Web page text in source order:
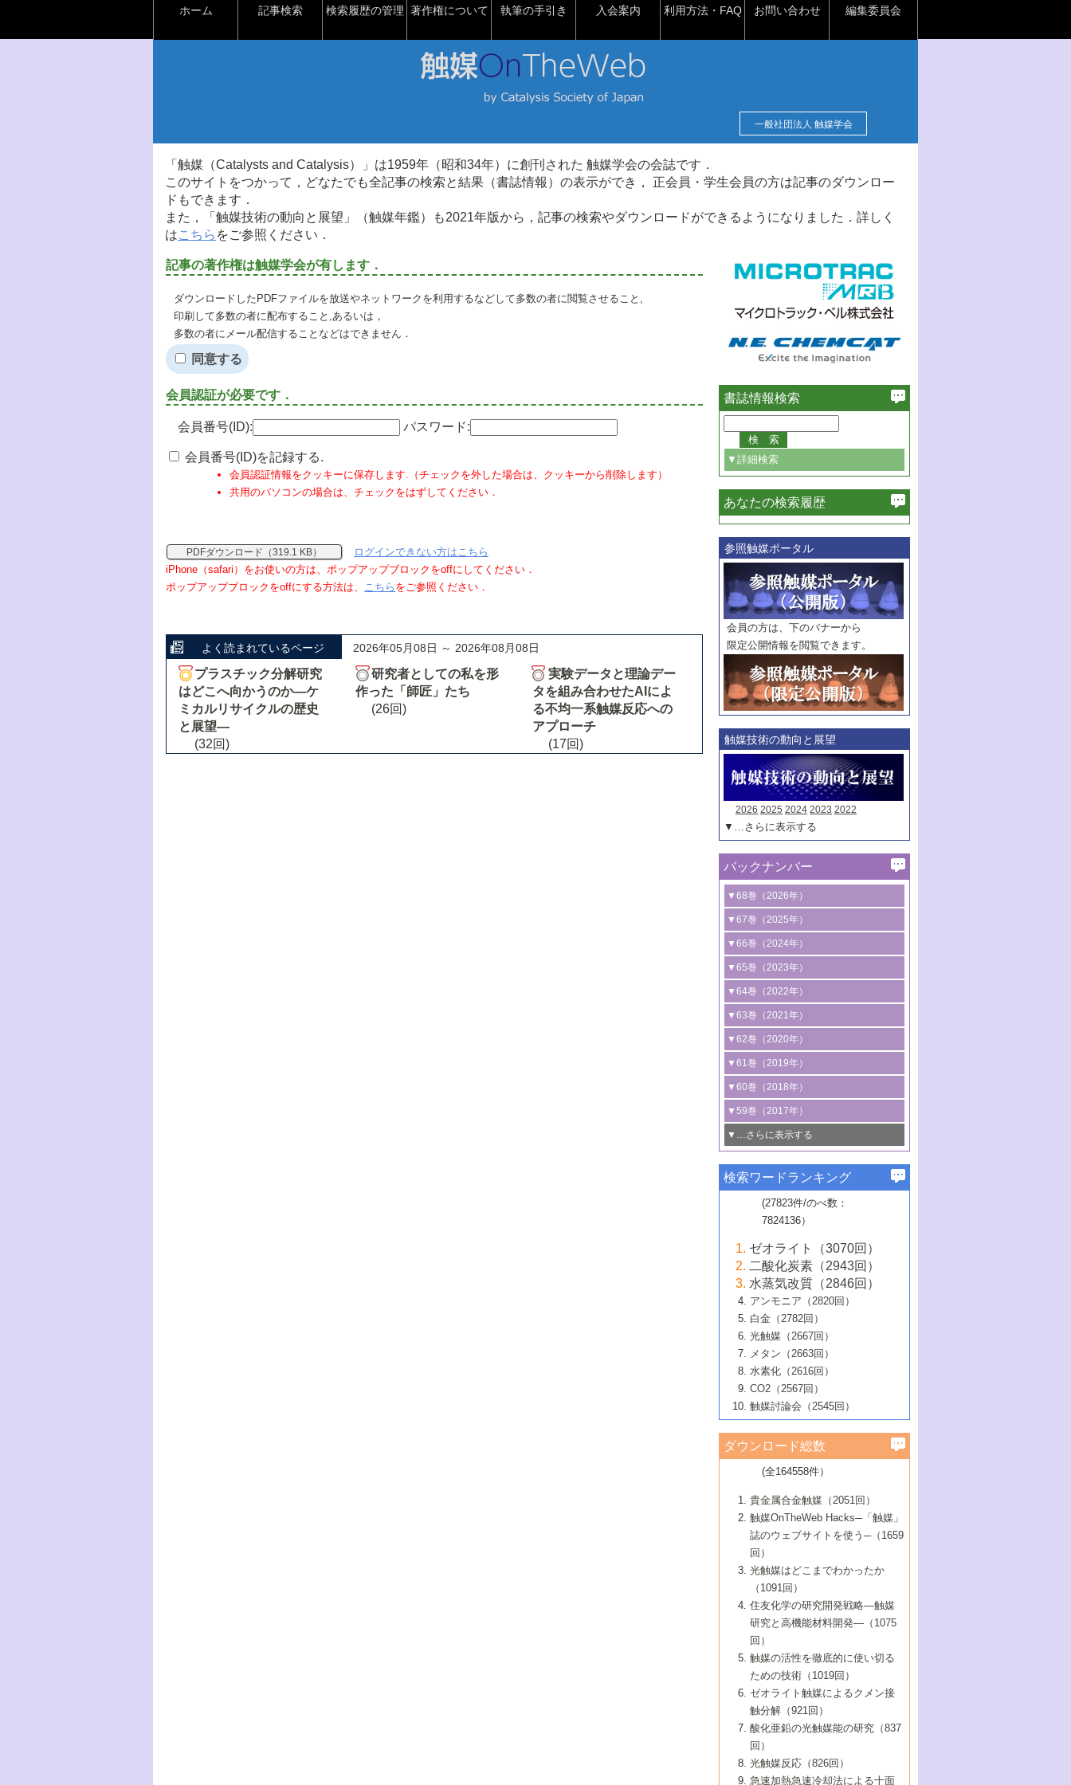
ホーム 記事検索 検索履歴の管理 著作権について 執筆の手引き 入会案内 利用方法・FAQ お問い合わせ 編集委員会
一般社団法人 触媒学会
「触媒（Catalysts and Catalysis）」は1959年（昭和34年）に創刊された 触媒学会の会誌です．
このサイトをつかって，どなたでも全記事の検索と結果（書誌情報）の表示ができ， 正会員・学生会員の方は記事のダウンロー
ドもできます．
また，「触媒技術の動向と展望」（触媒年鑑）も2021年版から，記事の検索やダウンロードができるようになりました．詳しく
はこちら をご参照ください．
記事の著作権は触媒学会が有します．
ダウンロードしたPDFファイルを放送やネットワークを利用するなどして多数の者に閲覧させること,
印刷して多数の者に配布すること,あるいは，
多数の者にメール配信することなどはできません．
同意する
会員認証が必要です．
会員番号(ID): パスワード:
会員番号(ID)を記録する.
会員認証情報をクッキーに保存します.（チェックを外した場合は、クッキーから削除します）
共用のパソコンの場合は、チェックをはずしてください．
PDFダウンロード（319.1 KB）
ログインできない方はこちら
iPhone（safari）をお使いの方は、ポップアップブロックをoffにしてください．
ポップアップブロックをoffにする方法は、 こちら をご参照ください．
よく読まれているページ 2026年05月08日 ～ 2026年08月08日
プラスチック分解研究
はどこへ向かうのか―ケ
ミカルリサイクルの歴史
と展望―
(32回)
研究者としての私を形
作った「師匠」たち
(26回)
実験データと理論デー
タを組み合わせたAIによ
る不均一系触媒反応への
アプローチ
(17回)
書誌情報検索
▼詳細検索
必ず含む
巻・号指定
巻
号
範囲指定
巻
号～
巻
号
触媒年鑑
年度
記事種別
マーク：
マークあり
あなたの検索履歴
参照触媒ポータル
会員の方は、下のバナーから
限定公開情報を閲覧できます。
触媒技術の動向と展望
2026 2025 2024 2023 2022
▼…さらに表示する
バックナンバー
▼68巻（2026年）
1号 過酸化水素合成に関する研究動向
2号 コンピューター技術により加速する
触媒開発
3号 有機分子変換やCO 資源化のための
光触媒に関する最近の研究
B号 第137回触媒討論会（2026年）
▼67巻（2025年）
1号 CO
水素化によるグリーン燃料/グリ
ーンケミカル製造
2号 水素製造のための水分解技術に関す
る最近の研究
3号 オレフィン系樹脂の精密合成に関す
る最新技術
4号 アルコール類の効率的変換を実現す
る非貴金属触媒の研究動向
5号 ゼオライトの合成と応用における研
究動向
6号 ヘテロ接合界面
B号 第135回触媒討論会（2025年）
▼66巻（2024年）
1号 低次元ナノ構造を有する触媒材料
2号 規制反応場を活用した固体触媒研究
の新展開
3号 未踏分子変換を目指した酸化触媒プ
ロセスの最前線
4号 シンクロトロン放射光および中性子
線を利用した触媒解析技術の最先端
5号 単原子触媒
6号 参照触媒委員会からのお知らせ
B号 第133回触媒討論会（2023年）
▼65巻（2023年）
1号 炭素が関わる触媒機能
2号 プラスチックケミカルリサイクルの
ための触媒技術
3号 非酸化物系金属化合物を基盤とした
触媒材料の開発
4号 格子酸素・格子酸素欠陥を利用した
触媒反応
5号 生体触媒によるエネルギー変換反応
6号 窒素とリンの循環のための触媒・機
能性材料
▼64巻（2022年）
1号 合成ガス製造とCOを用いるケミカル
ズ合成の最新動向
2号 化学品合成のための合金触媒開発
3号 CO の排出削減および有効活用のた
めの触媒技術
4号 若手による情報発信企画～とびたて
若き触媒の研究者たち～（1）
若き触媒の研究者たち～（2）
6号 石油のノーブル・ユースを志向した
触媒技術
大学：オンライン・対面開催）
▼63巻（2021年）
1号 金触媒の新展開
2号 ペロブスカイト
3号 特殊反応場を利用した触媒的分子変
換反応
4号 多孔質材料を用いた触媒の新展開
5号 情報学的手法を用いた触媒開発
6号 カーボンニュートラルに向けた電解
技術
B号 第127回触媒討論会（2021年・オン
ライン開催(Zoom)のみ）
▼62巻（2020年）
1号 触媒設計を拓く欠陥構造のキャラク
タリゼーション
2号 機能化学品製造に資するクリーンな
触媒的酸化反応
3号 水処理のための触媒化学
4号 光触媒を用いた水分解の最新の研究
動向
5号 次世代の触媒プロセスを支えるマイ
6号 メタン転換技術の最新動向
B号 第125回触媒討論会（2020年・工学
院大学）
▼61巻（2019年）
1号 物質移動制御に着目した触媒プロセ
ス開発
2号 CO2 フリー水素サプライチェーンに
関わる触媒開発動向
3号 精密高分子合成に関する最近の研究
動向
4号 バイオマス化成品製造のための触媒
5号 固体触媒による含窒素有機化合物変
換の最前線
6号 貴金属使用量低減に向けた自動車排
ガス浄化触媒の開発
B号 第123回触媒討論会（2019年・大阪
▼60巻（2018年）
1号 固体酸触媒の最新の研究動向
2号 二酸化炭素からの有用化学品合成
3号 ナノ粒子・クラスター触媒の最前線
4号 60周年記念企画
5号 進化するゼオライト合成技術
6号 非貴金属系触媒における電気化学的
B号 第121回触媒討論会（2018年・東京
大学）
▼59巻（2017年）
1号 いたるところに，触媒
最先端技術
3号 無機分離膜材料の開発と触媒反応プ
ロセスへの適用
5号 水素のふるまいを解き明かす最先端
研究
6号 低級アルカンの有効利用のための触
媒技術
B号 第119回触媒討論会（2017年・首都
大学東京）
▼…さらに表示する
1号 ユニークな構造の高分子を生み出す触
2号 リグニンからの化成品製造に向けた触
媒技術
3号 触媒研究の最先端～とびたて若き研究
者たち～（1）
4号 触媒研究の最先端～とびたて若き研究
者たち～（2）
5号 触媒研究の最先端～とびたて若き研究
者たち～（3）
6号 イオニクス材料と燃料電池・電解合成
の最新の研究動向
B号 第117回触媒討論会（2016年・大阪府
立大学）
▼57巻（2015年）
1号 水素キャリアにかかわる触媒技術の新
2号 石油精製用触媒の最近の進展
3号 固体酸化物形燃料電池（SOFC）におけ
るアノード触媒上での燃料直接改質技術
4号 コアシェル構造の制御による触媒機能
5号 工業触媒およびその周辺技術の最近の
進歩
6号 ナノシート
B号 第115回触媒討論会（2015年・成蹊大
▼56巻（2014年）
2号 光触媒反応機構に関する最新の研究動
向
開発動向
4号 人工光合成に向けた近年のアプローチ
5号 未利用熱エネルギーの有効活用に貢献
する触媒技術
6号 ポリオキソメタレート
B号 第113回触媒討論会（2014年・ロワジ
ールホテル豊橋）
1号 高耐久性燃料電池システム用触媒にお
ける新展開
2号 リビングラジカル重合の最近の動向
3号 天然ガスの化学工業的展開に関する触
媒技術
4号 貴金属触媒の精密構造制御とその活用
5号 バイオマス化成品製造のための固体触
6号 ナノ空間─吸着状態解析から新機能開拓
B号 第111回触媒討論会（2013年・関西大
▼54巻（2012年）
1号 規則性多孔体の利用技術における最近
の進歩
2号 第109回触媒討論会
3号 貴金属低減技術の最新動向
4号 貴金属代替技術の最新動向
5号 光触媒による物質変換反応の新展開
6号 グラフェン
7号 水素を利用する化成品合成の新潮流
▼53巻（2011年）
1号 金属学から見る合金触媒の新展開
2号 第107回触媒討論会
3号 触媒のその場観察法の進歩（１）
4号 触媒のその場観察法の進歩（２）
5号 不活性結合の触媒的活性化による有機
合成
6号 新しい固体酸触媒技術
7号 ゼオライト合成における最近の進歩
▼52巻（2010年）
1号 触媒の劣化対策と長寿命触媒開発
2号 第105回触媒討論会
3号 ナノ構造が拓く新機能
4号 活性サイトおよびその環境の精密な設
計による触媒の高機能化
5号 触媒を有効に使うための技術
7号 有機分子触媒による精密有機合成
8号 高機能化ポリオレフィンに向けた重合
触媒の最近の進展
1号 炭素材料－熱い注目を集める材料－
2号 第103回触媒討論会
3号 環境浄化用光触媒の現状と課題
4号 水素社会の実現に向けた水素製造・貯
蔵技術の進歩
5号 CO2が関わる触媒・材料
7号 持続可能社会実現のための触媒および
触媒関連技術
▼50巻（2008年）
1号 触媒化学と学会のこの10年，半世紀，
そして未来
2号 第101回触媒討論会
4号 錯体を利用したユニークな表面構造の
構築と機能
5号 若手会員による触媒研究の未来展望1：
企業編
6号 第102回触媒討論会
7号 触媒・化学反応における計算化学の進
8号 若手研究者による触媒研究の未来展望
2：大学・研究所編
▼49巻（2007年）
1号 含フッ素化合物の合成と触媒
2号 第99回触媒討論会
3号 実用的ファインケミカル合成プロセス
を実現する触媒
5号 こんな物質，あんな物質―新たな触媒
の可能性―
7号 『結晶の化学』を活かした触媒研究
8号 イオン液体の応用
▼48巻（2006年）
1号 固体酸触媒の最近の進歩
2号 第97回触媒討論会
3号 リビング重合触媒の最近の展開
5号 水素製造・貯蔵のための触媒技術の新
しい展開
6号 第98回触媒討論会
7号 基礎化学品製造の触媒技術
8号 多機能型リアクター
1号 最近の触媒担体とその効果
2号 第95回触媒討論会
4号 水分解用光触媒材料
5号 時間分解分光の進歩と応用
6号 第96回触媒討論会
8号 超臨界流体を用いた化学プロセスの新
▼46巻（2004年）
1号 部分酸化反応触媒の最前線
2号 第93回触媒討論会
3号 特殊エネルギー場の触媒反応
4号 生体内における金属の触媒作用
5号 ファインケミカルズの展開に寄与する
6号 第94回触媒討論会
7号 サブナノレベルでみた新しい表面現象
8号 オレフィン重合触媒の新たな展
▼45巻（2003年）
1号 なぜこの触媒が良いのか？
2号 第91回触媒討論会
3号 最近の自動車排ガス処理技術
4号 触媒研究の現状と将来─第90回触媒討論
5号 基礎化学品製造の触媒技術
6号 第92回触媒討論会
7号 基礎化学品製造の触媒技術
8号 資源の循環と触媒技術
▼44巻（2002年）
1号 高次制御された触媒の化学
2号 第89回触媒討論会
3号 触媒を利用した電気化学の新展開
4号 ナノ材料の調製と機能化
5号 こんな触媒が欲しい
6号 第90回触媒討論会
7号 触媒研究と学術雑誌/情報
8号 若い世代からみた触媒化学の現状と未
▼43巻（2001年）
1号 グリーンケミストリーと触媒
2号 第87回触媒討論会特集号
3号 生体触媒とバイオプロセス
4号 水素製造・利用の触媒化学
5号 触媒研究における新しい切り口：コン
ビナトリアルケミストリー
6号 第88回触媒討論会特集号
7号 企業における触媒研究のブレークスル
8号 この材料を触媒として使ってみません
▼42巻（2000年）
1号 触媒反応工学の明日を拓く
2号 第85回触媒討論会
3号 反応ダイナミクス
5号 触媒のおもしろさをどのように伝える
6号 第86回触媒討論会
7号 水素化精製触媒の新しい展開
8号 新しい反応性と機能性を目指した金属
クラスタ-化学
▼41巻（1999年）
1号 孔、穴、あな?-特異な空間とその利用-
2号 第83回触媒討論会
3号 均一系触媒反応最前線
4号 実用炭素材料の新展開
5号 研究の方法論を考える
7号 機能性金属材料と触媒
8号 触媒研究へのNMRの応用と展望
▼40巻（1998年）
進展と21世紀への提言/創立40周年記念・触
媒学会この10年の歩みとこれから/創立40周
2号 第81回触媒討論会
3号 計算機触媒化学へのさそい
4号 触媒劣化の制御と予測
5号 最新の実用プロセスと触媒
6号 第82回触媒討論会
1号 均一系と不均一系触媒反応-その特徴と
接点
2号 第79回触媒討論会
3号 最新NO除去触媒の実用化研究
4号 新しい反応場を目指した触媒調製
5号 反応・分離技術の新しい展開
6号 第80回触媒討論会
▼38巻（1996年）
1号 触媒の構造と触媒作用/C1化学を中心と
する21世紀への触媒
3号 オリンピックメダル:金・銀・銅はどん
な触媒作用を示すか
4号 触媒作用における機能の複合化
▼37巻（1995年）
1号 ファインケミカルズと固体触媒
2号 第75回触媒討論会
3号 希土類を利用した触媒
4号 触媒とリサイクル
5号 エネルギー変換触媒
▼36巻（1994年）
1号 電気化学と触媒
2号 第73回触媒討論会
3号 C4化学の展開
4号 《通常号》
▼35巻（1993年）
1号 工業触媒開発マニュアル―探索から工
業化まで
2号 第71回触媒討論会
▼34巻（1992年）
1号 インパクトを与えたこの研究
2号 第69回触媒討論会
▼33巻（1991年）
1号 触媒プロセス開発マニュアル―探索か
▼32巻（1990年）
検索ワードランキング
(27823件/のべ数：
7824136）
ゼオライト（3070回）
二酸化炭素（2943回）
水蒸気改質（2846回）
アンモニア（2820回）
白金（2782回）
光触媒（2667回）
メタン（2663回）
水素化（2616回）
CO2（2567回）
触媒討論会（2545回）
ダウンロード総数
(全164558件）
貴金属合金触媒（2051回）
触媒OnTheWeb Hacks─「触媒」
誌のウェブサイトを使う─（1659
回）
光触媒はどこまでわかったか
（1091回）
住友化学の研究開発戦略―触媒
研究と高機能材料開発―（1075
回）
触媒の活性を徹底的に使い切る
ための技術（1019回）
ゼオライト触媒によるクメン接
触分解（921回）
酸化亜鉛の光触媒能の研究（837
回）
光触媒反応（826回）
急速加熱急速冷却法による十面